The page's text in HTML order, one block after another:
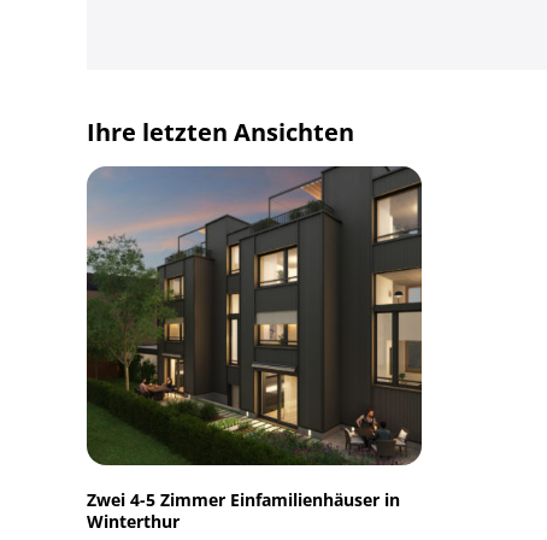
Ihre letzten Ansichten
Zwei 4-5 Zimmer Einfamilienhäuser in
Winterthur